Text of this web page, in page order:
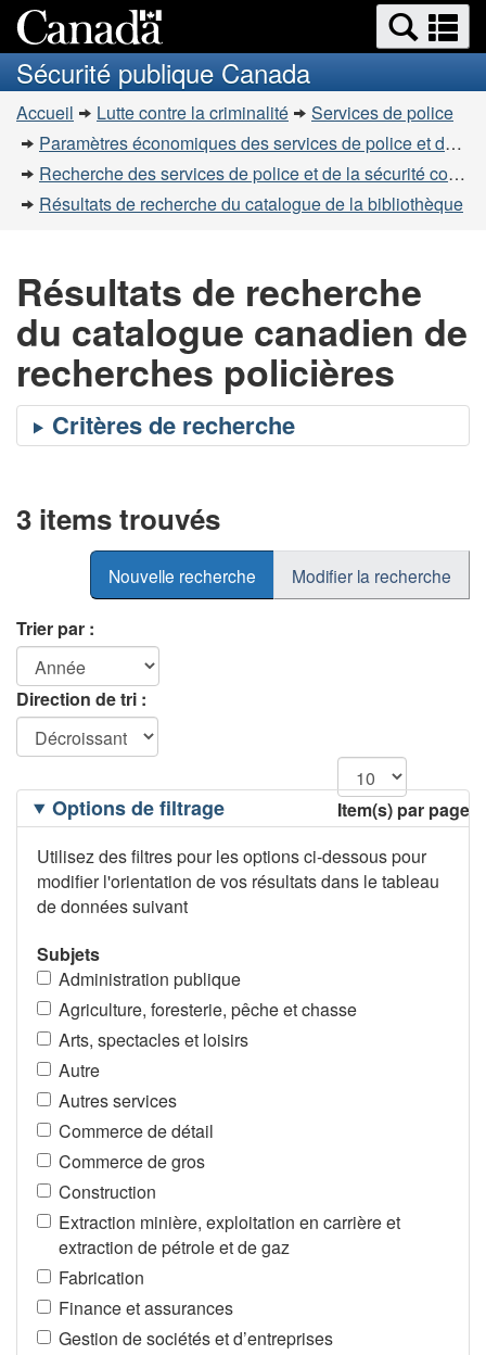
au
contenu
principal
à
la
version
HTML
simplifiée
Recherche
et
menus
et
Sécurité publique Canada
Vous
êtes
ici
Accueil Lutte contre la criminalité
Services de police
Paramètres économiques des services de police et de la sécurité communautaire
Recherche des services de police et de la sécurité communautaire
Résultats de recherche du catalogue de la bibliothèque
Résultats de recherche
du catalogue canadien de
recherches policières
3 items trouvés
Nouvelle recherche Modifier la recherche
Trier par :
Direction de tri :
Item(s) par page
Filtrage
desOptions de filtrage
Utilisez des filtres pour les options ci-dessous pour
modifier l'orientation de vos résultats dans le tableau
de données suivant
Subjets
Administration publique
Agriculture, foresterie, pêche et chasse
Arts, spectacles et loisirs
Autre
Autres services
Commerce de détail
Commerce de gros
Construction
Extraction minière, exploitation en carrière et
extraction de pétrole et de gaz
Fabrication
Finance et assurances
Gestion de sociétés et d’entreprises